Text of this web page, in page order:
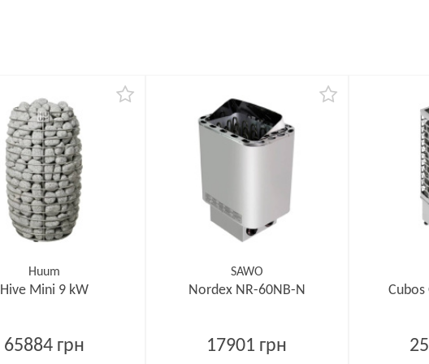
Huum
Hive Mini 9 kW
65884 грн
SAWO
Nordex NR-60NB-N
17901 грн
Cubos